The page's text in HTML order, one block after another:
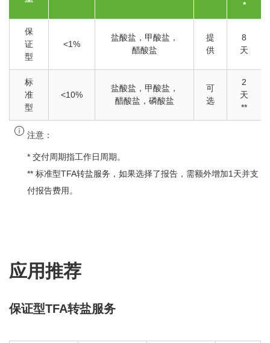
*
保
证
型
<1%
盐酸盐，甲酸盐，
醋酸盐
提
供
8
天
标
准
型
<10%
盐酸盐，甲酸盐，
醋酸盐，磷酸盐
可
选
2
天
**
注意：
* 交付周期指工作日周期。
** 标准型TFA转盐服务，如果选择了报告，需额外增加1天并支
付报告费用。
应用推荐
保证型TFA转盐服务